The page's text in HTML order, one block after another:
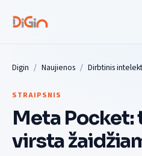
Digin Naujienos Dirbtinis
STRAIPSNIS
Meta Pocket:
virsta